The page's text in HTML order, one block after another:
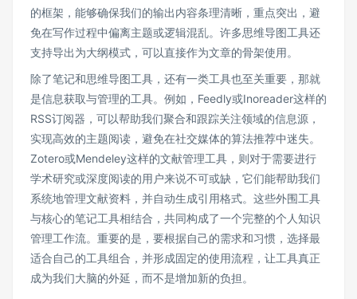
的框架，能够确保我们的输出内容条理清晰，重点突出，避
免在写作过程中偏离主题或逻辑混乱。许多思维导图工具还
支持导出为大纲模式，可以直接作为文章的骨架使用。
除了笔记和思维导图工具，还有一类工具也至关重要，那就
是信息获取与管理的工具。例如，Feedly或Inoreader这样的
RSS订阅器，可以帮助我们聚合和跟踪关注领域的信息源，
实现高效的主题阅读，避免在社交媒体的算法推荐中迷失。
Zotero或Mendeley这样的文献管理工具，则对于需要进行
学术研究或深度阅读的用户来说不可或缺，它们能帮助我们
系统地管理文献资料，并自动生成引用格式。这些外围工具
与核心的笔记工具相结合，共同构成了一个完整的个人知识
管理工作流。重要的是，要根据自己的需求和习惯，选择最
适合自己的工具组合，并形成固定的使用流程，让工具真正
成为我们大脑的外延，而不是增加新的负担。